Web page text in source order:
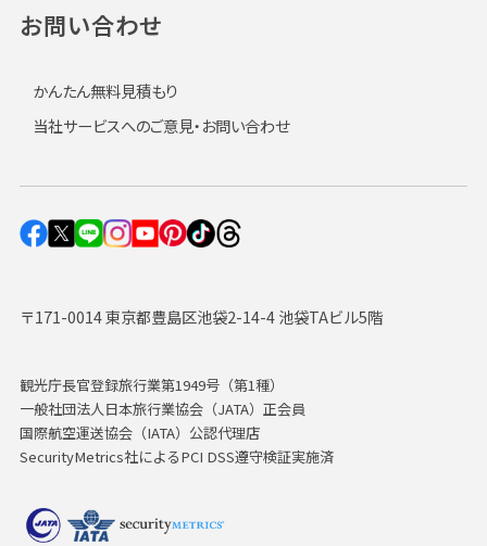
〒171-0014 東京都豊島区池袋2-14-4 池袋TAビル5階
観光庁長官登録旅行業第1949号（第1種）
一般社団法人日本旅行業協会（JATA）正会員
国際航空運送協会（IATA）公認代理店
SecurityMetrics社によるPCI DSS遵守検証実施済
お問い合わせ
かんたん無料見積もり
当社サービスへのご意見・お問い合わせ